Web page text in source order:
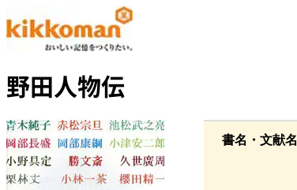
野田人物伝
書名・文献名